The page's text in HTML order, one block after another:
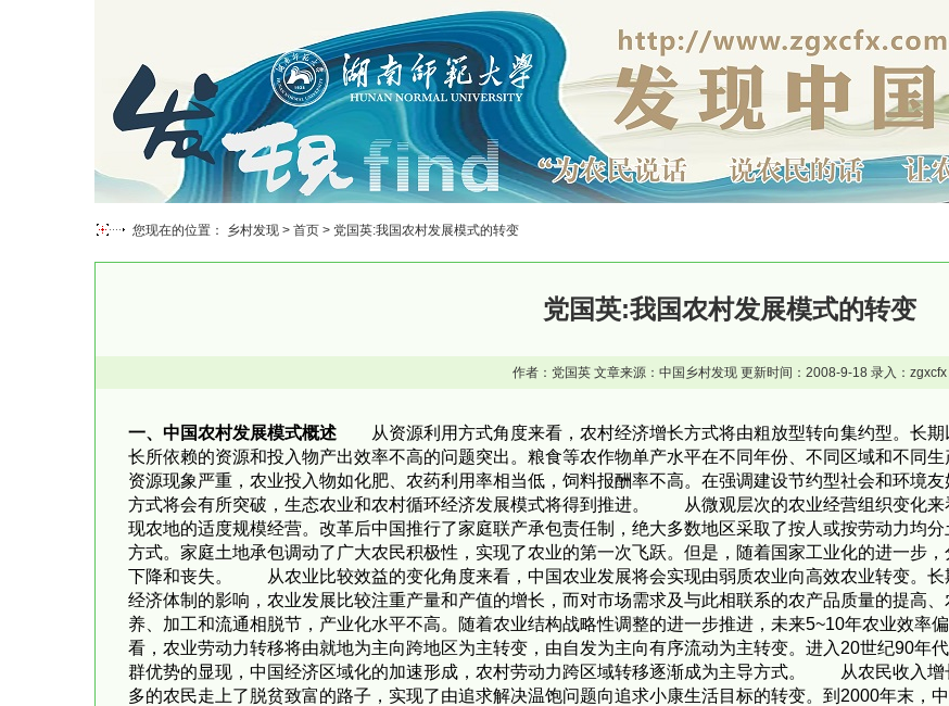
您现在的位置： 乡村发现 > 首页 > 党国英:我国农村发展模式的转变
党国英:我国农村发展模式的转变
作者：党国英 文章来源：中国乡村发现 更新时间：2008-9-18 录入：zgxcfx
一、中国农村发展模式概述 从资源利用方式角度来看，农村经济增长方式将由粗放型转向集约型。长期
长所依赖的资源和投入物产出效率不高的问题突出。粮食等农作物单产水平在不同年份、不同区域和不同
资源现象严重，农业投入物如化肥、农药利用率相当低，饲料报酬率不高。在强调建设节约型社会和环境
方式将会有所突破，生态农业和农村循环经济发展模式将得到推进。 从微观层次的农业经营组织变化来
现农地的适度规模经营。改革后中国推行了家庭联产承包责任制，绝大多数地区采取了按人或按劳动力均
方式。家庭土地承包调动了广大农民积极性，实现了农业的第一次飞跃。但是，随着国家工业化的进一步
下降和丧失。 从农业比较效益的变化角度来看，中国农业发展将会实现由弱质农业向高效农业转变。长
经济体制的影响，农业发展比较注重产量和产值的增长，而对市场需求及与此相联系的农产品质量的提高
养、加工和流通相脱节，产业化水平不高。随着农业结构战略性调整的进一步推进，未来5~10年农业效
看，农业劳动力转移将由就地为主向跨地区为主转变，由自发为主向有序流动为主转变。进入20世纪90年
群优势的显现，中国经济区域化的加速形成，农村劳动力跨区域转移逐渐成为主导方式。 从农民收入增
多的农民走上了脱贫致富的路子，实现了由追求解决温饱问题向追求小康生活目标的转变。到2000年末，